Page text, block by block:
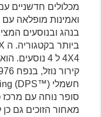
מכלולים חדשניים עם
ואמינות מופלאה עם
בנהג ובנוסעים
סופר נוחה עם מרכז
מאחור הזוכים גם כן